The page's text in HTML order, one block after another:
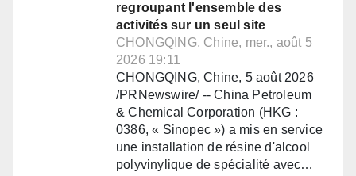
regroupant l'ensemble des
activités sur un seul site
CHONGQING, Chine, mer., août 5
2026 19:11
CHONGQING, Chine, 5 août 2026
/PRNewswire/ -- China Petroleum
& Chemical Corporation (HKG :
0386, « Sinopec ») a mis en service
une installation de résine d'alcool
polyvinylique de spécialité avec…